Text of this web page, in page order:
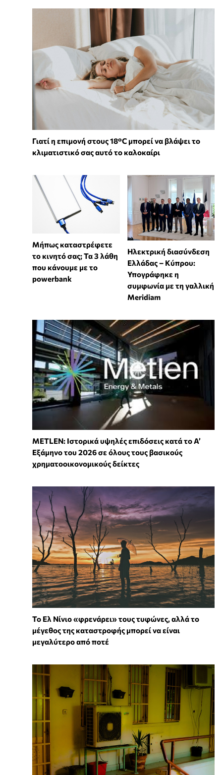
Γιατί η επιμονή στους 18°C μπορεί να βλάψει το
κλιματιστικό σας αυτό το καλοκαίρι
Μήπως καταστρέφετε
το κινητό σας; Τα 3 λάθη
που κάνουμε με το
powerbank
Ηλεκτρική διασύνδεση
Ελλάδας – Κύπρου:
Υπογράφηκε η
συμφωνία με τη γαλλική
Meridiam
METLEN: Ιστορικά υψηλές επιδόσεις κατά το Α’
Εξάμηνο του 2026 σε όλους τους βασικούς
χρηματοοικονομικούς δείκτες
Το Ελ Νίνιο «φρενάρει» τους τυφώνες, αλλά το
μέγεθος της καταστροφής μπορεί να είναι
μεγαλύτερο από ποτέ